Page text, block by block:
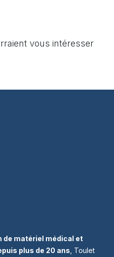
vous intéresser
de matériel médical et
plus de 20 ans , Toulet